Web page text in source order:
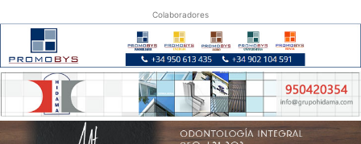
Colaboradores